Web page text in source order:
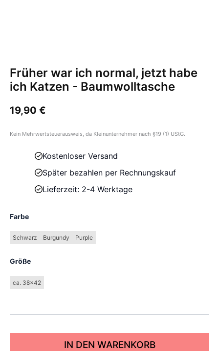
Früher war ich normal, jetzt habe
ich Katzen - Baumwolltasche
19,90 €
Kein Mehrwertsteuerausweis, da Kleinunternehmer nach §19 (1) UStG.
Kostenloser Versand
Später bezahlen per Rechnungskauf
Lieferzeit: 2-4 Werktage
Farbe
Schwarz Burgundy Purple
Größe
ca. 38x42
IN DEN WARENKORB